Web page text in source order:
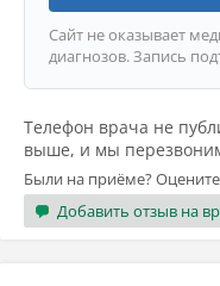
Сайт не оказывает
диагнозов. Запись
Телефон врача не
выше, и мы
Были на приёме?
Добавить отзыв на